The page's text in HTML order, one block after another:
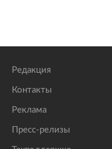
Редакция
Контакты
Реклама
Пресс-релизы